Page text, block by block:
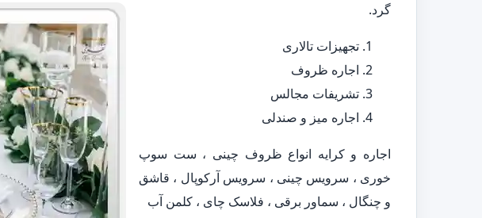
گرد.
تجهیزات تالاری
اجاره ظروف
تشریفات مجالس
اجاره میز و صندلی
اجاره و کرایه انواع ظروف چینی ، ست سوپ
خوری ، سرویس چینی ، سرویس آرکوپال ، قاشق
و چنگال ، سماور برقی ، فلاسک چای ، کلمن آب